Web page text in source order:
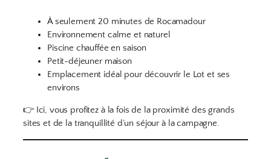
À seulement 20 minutes de Rocamadour
Environnement calme et naturel
Piscine chauffée en saison
Petit-déjeuner maison
Emplacement idéal pour découvrir le Lot et ses
environs
👉 Ici, vous profitez à la fois de la proximité des grands
sites et de la tranquillité d’un séjour à la campagne.